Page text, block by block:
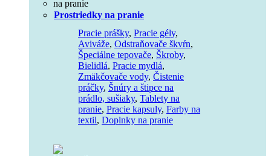
Prostriedky na pranie
Pracie prášky, Pracie gély,
Aviváže, Odstraňovače škvŕn,
Špeciálne tepovače, Škroby,
Bielidlá, Pracie mydlá,
Zmäkčovače vody, Čistenie
práčky, Šnúry a štipce na
prádlo, sušiaky, Tablety na
pranie, Pracie kapsuly, Farby na
textil, Doplnky na pranie